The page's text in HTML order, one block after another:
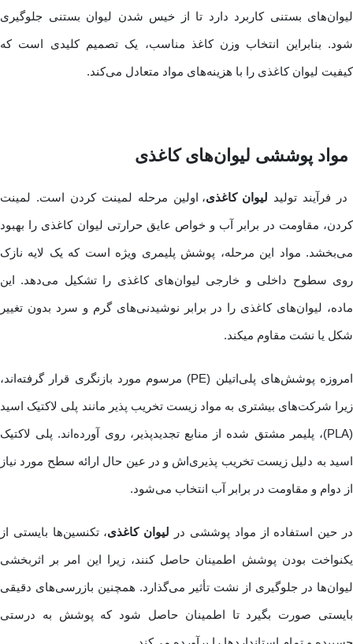
لیوان‌های بستنی کاربرد دارد تا از خیس شدن لیوان بستنی جلوگیری
شود. بنابراین انتخاب وزن کاغذ مناسب، یک تصمیم کلیدی است که
کیفیت لیوان کاغذی را با هزینه‌های مواد متعادل می‌کند.
مواد پوششی لیوان‌های کاغذی
در فرآیند تولید لیوان کاغذی، اولین مرحله لمینت کردن است. لمینت
کردن، مقاومت در برابر آب و خواص عایق حرارتی لیوان کاغذی را بهبود
می‌بخشد. مواد این مرحله، پوشش پلیمری ویژه است که یک لایه نازک
روی سطوح داخلی و خارجی لیوان‌های کاغذی را تشکیل می‌دهد. این
ماده، لیوان‌های کاغذی را در برابر نوشیدنی‌های گرم و سرد بدون تغییر
شکل یا نشت مقاوم می‎کند.
امروزه پوشش‌های پلی‌اتیلن (PE) مرسوم مورد بازنگری قرار گرفته‌اند،
زیرا شرکت‌های بیشتری به مواد زیست ‌تخریب ‌پذیر مانند پلی ‌لاکتیک اسید
(PLA)، پلیمر مشتق ‌شده از منابع تجدیدپذیر، روی آورده‌اند. پلی‌ لاکتیک
اسید به دلیل زیست ‌تخریب ‌پذیری‌اش و در عین حال ارائه سطح مورد نیاز
از دوام و مقاومت در برابر آب انتخاب می‌شود.
در حین استفاده از مواد پوششی در لیوان کاغذی، تکنسین‌ها بایستی از
یکنواخت بودن پوشش اطمینان حاصل کنند، زیرا این امر بر اثربخشی
لیوان‌ها در جلوگیری از نشت تأثیر می‌گذارد. همچنین بازرسی‌های دقیقی
بایستی صورت بگیرد تا اطمینان حاصل شود که پوشش به درستی